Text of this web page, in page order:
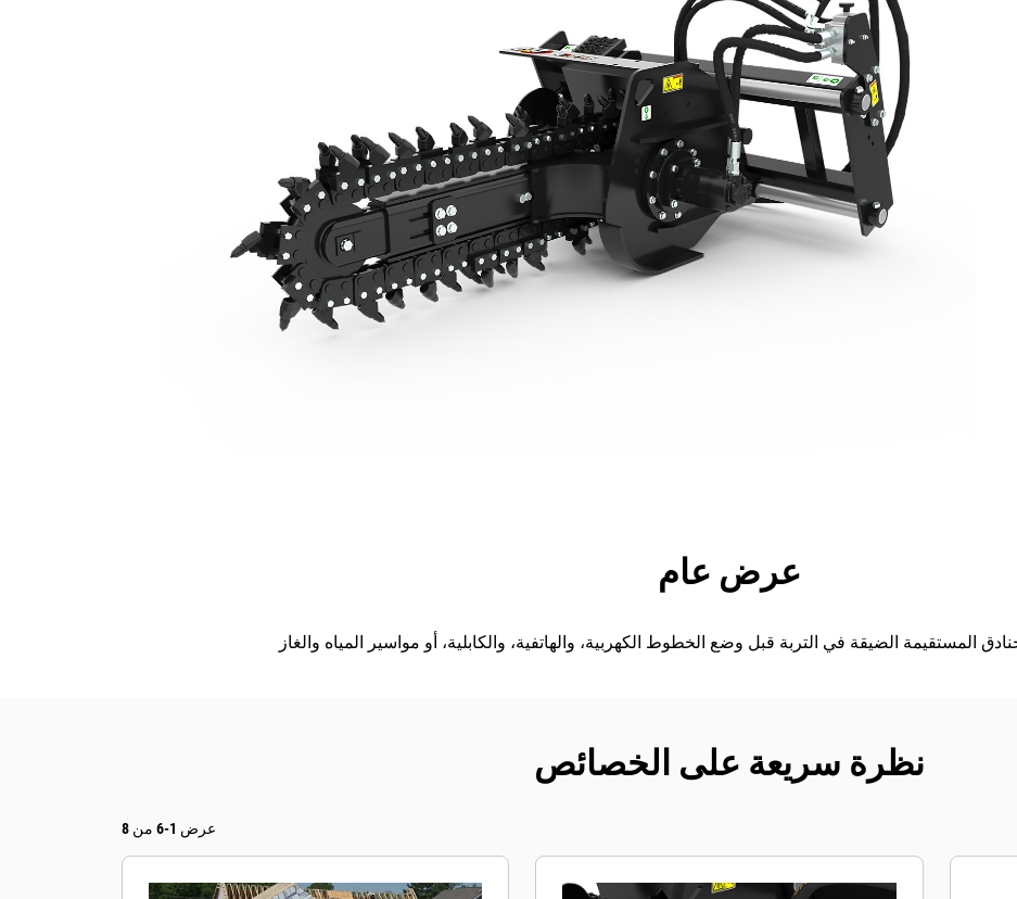
الأدوات
عرض عام
نظرة سريعة على الخصائص
عرض 1-6 من 8